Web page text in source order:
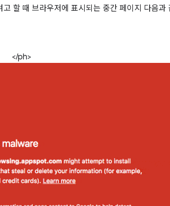
할 때 브라우저에 표시되는 중간 페이지 다음과
</ph>